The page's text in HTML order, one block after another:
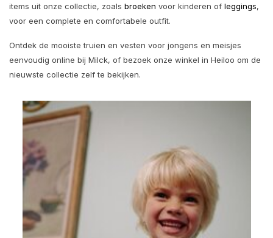
items uit onze collectie, zoals broeken voor kinderen of leggings,
voor een complete en comfortabele outfit.
Ontdek de mooiste truien en vesten voor jongens en meisjes
eenvoudig online bij Milck, of bezoek onze winkel in Heiloo om de
nieuwste collectie zelf te bekijken.